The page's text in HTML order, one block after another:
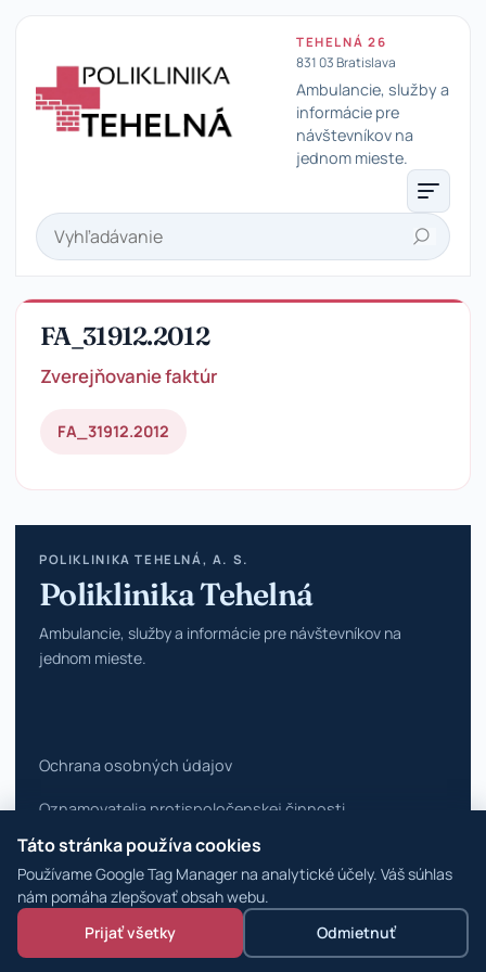
Táto stránka používa cookies
Používame Google Tag Manager na analytické účely. Váš súhlas
nám pomáha zlepšovať obsah webu.
Prijať všetky
Odmietnuť
TEHELNÁ 26
831 03 Bratislava
Ambulancie, služby a
informácie pre
návštevníkov na
jednom mieste.
Hľadať
FA_31912.2012
Zverejňovanie faktúr
FA_31912.2012
POLIKLINIKA TEHELNÁ, A. S.
Poliklinika Tehelná
Ambulancie, služby a informácie pre návštevníkov na
jednom mieste.
Ochrana osobných údajov
Oznamovatelia protispoločenskej činnosti
Vyhlásenie o prístupnosti
Zmeniť nastavenia cookies
© 2026 Poliklinika Tehelná · WordPress špecialisti